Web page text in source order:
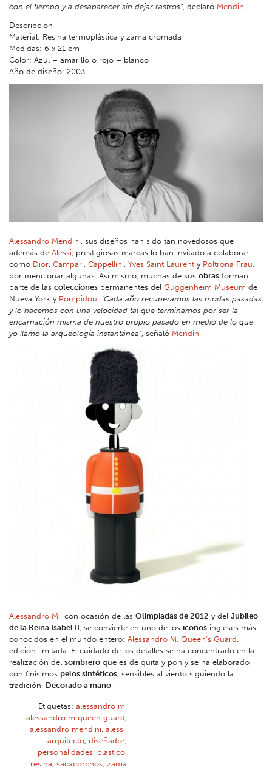
con el tiempo y a desaparecer sin dejar rastros”, declaró Mendini.
Descripción
Material: Resina termoplástica y zama cromada
Medidas: 6 x 21 cm
Color: Azul – amarillo o rojo – blanco
Año de diseño: 2003
Alessandro Mendini, sus diseños han sido tan novedosos que
además de Alessi, prestigiosas marcas lo han invitado a colaborar:
como Dior, Campari, Cappellini, Yves Saint Laurent y Poltrona Frau,
por mencionar algunas. Así mismo, muchas de sus obras forman
parte de las colecciones permanentes del Guggenheim Museum de
Nueva York y Pompidou. “Cada año recuperamos las modas pasadas
y lo hacemos con una velocidad tal que terminamos por ser la
encarnación misma de nuestro propio pasado en medio de lo que
yo llamo la arqueología instantánea”, señaló Mendini.
Alessandro M., con ocasión de las Olimpiadas de 2012 y del Jubileo
de la Reina Isabel II, se convierte en uno de los iconos ingleses más
conocidos en el mundo entero: Alessandro M. Queen’s Guard,
edición limitada. El cuidado de los detalles se ha concentrado en la
realización del sombrero que es de quita y pon y se ha elaborado
con finísimos pelos sintéticos, sensibles al viento siguiendo la
tradición. Decorado a mano.
Etiquetas: alessandro m,
alessandro m queen guard,
alessandro mendini, alessi,
arquitecto, diseñador,
personalidades, plástico,
resina, sacacorchos, zama